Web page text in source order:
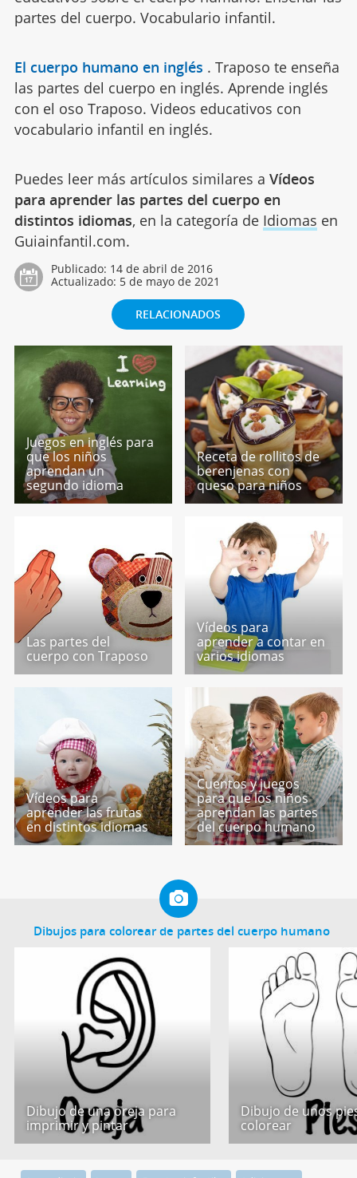
partes del cuerpo. Vocabulario infantil.
El cuerpo humano en inglés . Traposo te enseña
las partes del cuerpo en inglés. Aprende inglés
con el oso Traposo. Videos educativos con
vocabulario infantil en inglés.
Puedes leer más artículos similares a Vídeos
para aprender las partes del cuerpo en
distintos idiomas, en la categoría de Idiomas en
Guiainfantil.com.
Publicado: 14 de abril de 2016
Actualizado: 5 de mayo de 2021
RELACIONADOS
Juegos en inglés para
que los niños
aprendan un
segundo idioma
Receta de rollitos de
berenjenas con
queso para niños
Las partes del
cuerpo con Traposo
Vídeos para
aprender a contar en
varios idiomas
Vídeos para
aprender las frutas
en distintos idiomas
Cuentos y juegos
para que los niños
aprendan las partes
del cuerpo humano
Dibujos para colorear de partes del cuerpo humano
Dibujo de una oreja para
imprimir y pintar
Dibujo de unos
colorear